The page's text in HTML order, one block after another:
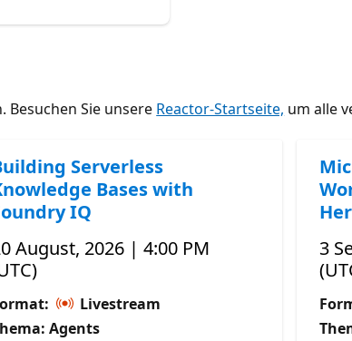
Besuchen Sie unsere Reactor-Startseite, um alle
Serverless
Bases with
IQ
August, 2026 | 4:00 PM
Livestream
Agents
3